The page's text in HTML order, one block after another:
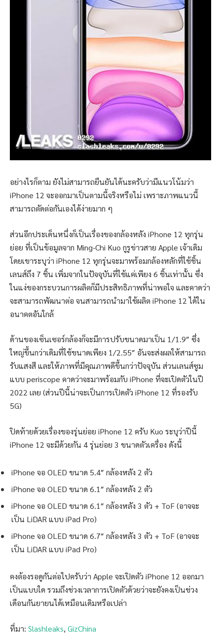
อย่างไรก็ตาม ยังไม่สามารถยืนยันได้นะครับว่ามีแนวโน้มว่า
iPhone 12 จะออกมาเป็นตามนี้จริงหรือไม่ เพราะภาพแนวนี้
สามารถตัดต่อกันเองได้ง่ายมาก ๆ
ส่วนอีกประเด็นหนึ่งก็เป็นเรื่องของกล้องหลัง iPhone 12 ทุกรุ่น
ย่อย ที่เป็นข้อมูลจาก Ming-Chi Kuo กูรูข่าวสาย Apple เจ้าเดิม
โดยเขาระบุว่า iPhone 12 ทุกรุ่นจะมาพร้อมกล้องหลักที่ใช้ชิ้น
เลนส์ถึง 7 ชิ้น เพิ่มจากในปัจจุบันที่ใช้แค่เพียง 6 ชิ้นเท่านั้น ซึ่ง
ในแง่ของกระบวนการผลิตก็มีประสิทธิภาพที่น่าพอใจ และคาดว่า
จะสามารถพัฒนาต่อ จนสามารถนำมาใช้ผลิต iPhone 12 ได้ใน
อนาคตอันใกล้
ด้านของเซ็นเซอร์กล้องก็จะมีการปรับขนาดมาเป็น 1/1.9″ ซึ่ง
ใหญ่ขึ้นกว่าเดิมที่ใช้ขนาดเพียง 1/2.55″ อันจะส่งผลให้สามารถ
รับแสงสี และให้ภาพที่มีคุณภาพดีขึ้นกว่าปัจจุบัน ส่วนเลนส์ซูม
แบบ periscope คาดว่าจะมาพร้อมกับ iPhone ที่จะเปิดตัวในปี
2022 เลย (ส่วนปีนี้น่าจะเป็นการเปิดตัว iPhone 12 ที่รองรับ
5G)
ปิดท้ายด้วยเรื่องของรุ่นย่อย iPhone 12 ครับ Kuo ระบุว่าปีนี้
iPhone 12 จะมีด้วยกัน 4 รุ่นย่อย 3 ขนาดตัวเครื่อง ดังนี้
iPhone จอ OLED ขนาด 5.4″ กล้องหลัง 2 ตัว
iPhone จอ OLED ขนาด 6.1″ กล้องหลัง 2 ตัว
iPhone จอ OLED ขนาด 6.1″ กล้องหลัง 3 ตัว + ToF (อาจจะ
เป็น LiDAR แบบ iPad Pro)
iPhone จอ OLED ขนาด 6.7″ กล้องหลัง 3 ตัว + ToF (อาจจะ
เป็น LiDAR แบบ iPad Pro)
คงต้องรอดูกันต่อไปครับว่า Apple จะเปิดตัว iPhone 12 ออกมา
เป็นแบบใด รวมถึงช่วงเวลาการเปิดตัวด้วยว่าจะยังคงเป็นช่วง
เดือนกันยายนได้เหมือนเดิมหรือเปล่า
ที่มา: Slashleaks, GizChina